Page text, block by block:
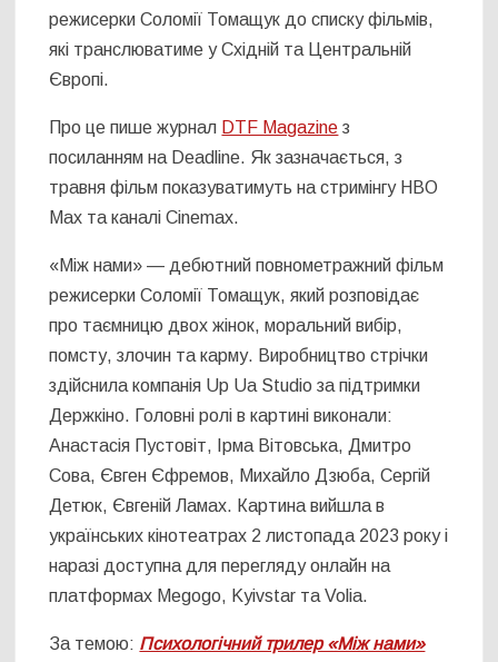
режисерки Соломії Томащук до списку фільмів,
які транслюватиме у Східній та Центральній
Європі.
Про це пише журнал DTF Magazine з
посиланням на Deadline. Як зазначається, з
травня фільм показуватимуть на стримінгу HBO
Max та каналі Cinemax.
«Між нами» — дебютний повнометражний фільм
режисерки Соломії Томащук, який розповідає
про таємницю двох жінок, моральний вибір,
помсту, злочин та карму. Виробництво стрічки
здійснила компанія Up Ua Studio за підтримки
Держкіно. Головні ролі в картині виконали:
Анастасія Пустовіт, Ірма Вітовська, Дмитро
Сова, Євген Єфремов, Михайло Дзюба, Сергій
Детюк, Євгеній Ламах. Картина вийшла в
українських кінотеатрах 2 листопада 2023 року і
наразі доступна для перегляду онлайн на
платформах Megogo, Kyivstar та Volia.
За темою: Психологічний трилер «Між нами»